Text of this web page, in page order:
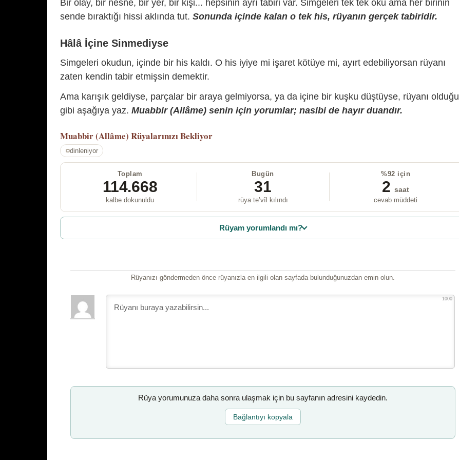
Bir olay, bir nesne, bir yer, bir kişi... hepsinin ayrı tabiri var. Simgeleri tek tek oku ama her birinin
sende bıraktığı hissi aklında tut. Sonunda içinde kalan o tek his, rüyanın gerçek tabiridir.
Hâlâ İçine Sinmediyse
Simgeleri okudun, içinde bir his kaldı. O his iyiye mi işaret kötüye mi, ayırt edebiliyorsan rüyanı
zaten kendin tabir etmişsin demektir.
Ama karışık geldiyse, parçalar bir araya gelmiyorsa, ya da içine bir kuşku düştüyse, rüyanı olduğu
gibi aşağıya yaz. Muabbir (Allâme) senin için yorumlar; nasibi de hayır duandır.
Muabbir (Allâme) Rüyalarınızı Bekliyor
dinleniyor
Toplam
114.668
kalbe dokunuldu
Bugün
31
rüya te’vîl kılındı
%92 için
2 saat
cevab müddeti
Rüyam yorumlandı mı?
Rüyanızı göndermeden önce rüyanızla en ilgili olan sayfada bulunduğunuzdan emin olun.
1000
Rüya yorumunuza daha sonra ulaşmak için bu sayfanın adresini kaydedin.
Bağlantıyı kopyala